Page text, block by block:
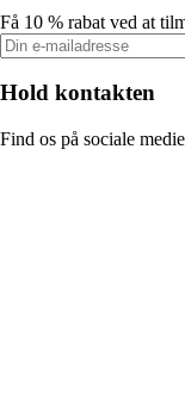
Få 10 % rabat ved at
Hold kontakten
Find os på sociale